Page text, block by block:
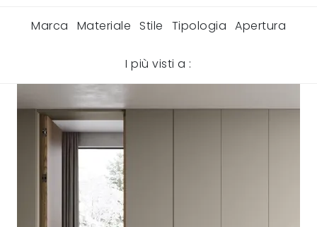
Marca Materiale Stile Tipologia Apertura
I più visti a :